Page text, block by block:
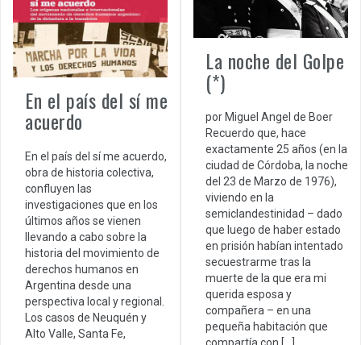
La noche del Golpe
(*)
por Miguel Angel de Boer
Recuerdo que, hace
exactamente 25 años (en la
ciudad de Córdoba, la noche
del 23 de Marzo de 1976),
viviendo en la
semiclandestinidad – dado
que luego de haber estado
en prisión habían intentado
secuestrarme tras la
muerte de la que era mi
querida esposa y
compañera – en una
pequeña habitación que
En el país del sí me
acuerdo
En el país del sí me acuerdo,
obra de historia colectiva,
confluyen las
investigaciones que en los
últimos años se vienen
llevando a cabo sobre la
historia del movimiento de
derechos humanos en
Argentina desde una
perspectiva local y regional.
Los casos de Neuquén y
Alto Valle, Santa Fe,